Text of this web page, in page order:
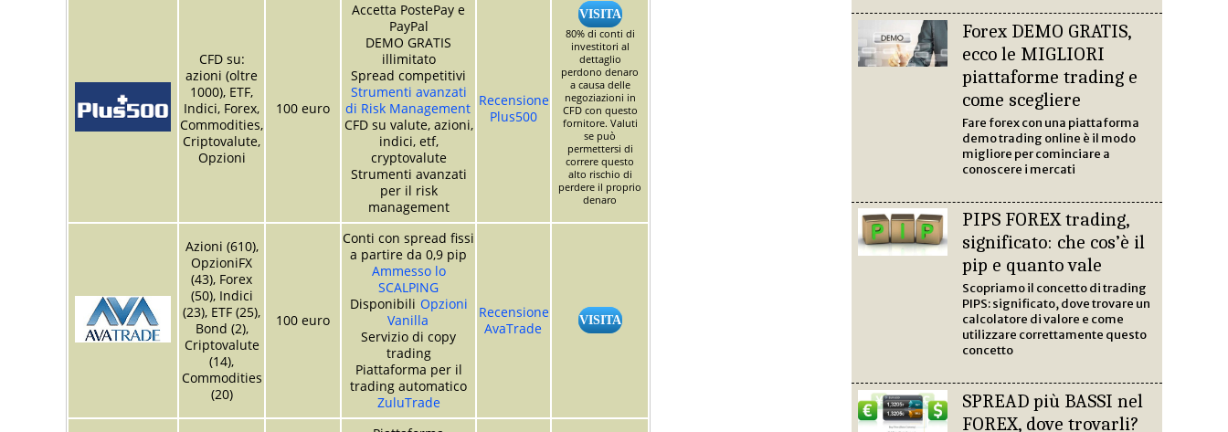
CFD su:
azioni (oltre
1000), ETF,
Indici, Forex,
Commodities,
Criptovalute,
Opzioni
100 euro
Accetta PostePay e
PayPal
DEMO GRATIS
illimitato
Spread competitivi
Strumenti avanzati
di Risk Management
CFD su valute, azioni,
indici, etf,
cryptovalute
Strumenti avanzati
per il risk
management
Recensione
Plus500
VISITA
80% di conti di
investitori al
dettaglio
perdono denaro
a causa delle
negoziazioni in
CFD con questo
fornitore. Valuti
se può
permettersi di
correre questo
alto rischio di
perdere il proprio
denaro
Azioni (610),
OpzioniFX
(43), Forex
(50), Indici
(23), ETF (25),
Bond (2),
Criptovalute
(14),
Commodities
(20)
100 euro
Conti con spread fissi
a partire da 0,9 pip
Ammesso lo
SCALPING
Disponibili Opzioni
Vanilla
Servizio di copy
trading
Piattaforma per il
trading automatico
ZuluTrade
Recensione
AvaTrade
VISITA
Forex DEMO GRATIS,
ecco le MIGLIORI
piattaforme trading e
come scegliere
Fare forex con una piattaforma
demo trading online è il modo
migliore per cominciare a
conoscere i mercati
PIPS FOREX trading,
significato: che cos’è il
pip e quanto vale
Scopriamo il concetto di trading
PIPS: significato, dove trovare un
calcolatore di valore e come
utilizzare correttamente questo
concetto
SPREAD più BASSI nel
FOREX, dove trovarli?